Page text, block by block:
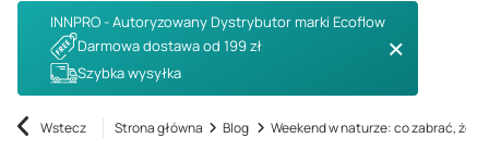
INNPRO - Autoryzowany Dystrybutor marki Ecoflow
Darmowa dostawa od 199 zł
Szybka wysyłka
Wstecz Strona główna Blog Weekend w naturze: co zabrać,